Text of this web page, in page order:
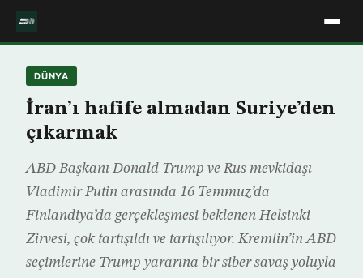
DÜNYA
İran’ı hafife almadan Suriye’den
çıkarmak
ABD Başkanı Donald Trump ve Rus mevkidaşı
Vladimir Putin arasında 16 Temmuz’da
Finlandiya’da gerçekleşmesi beklenen Helsinki
Zirvesi, çok tartışıldı ve tartışılıyor. Kremlin’in ABD
seçimlerine Trump yararına bir siber savaş yoluyla